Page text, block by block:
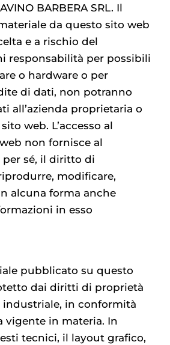
BARBERA SRL. Il
da questo sito web
e a rischio del
responsabilità per possibili
o hardware o per
di dati, non potranno
all’azienda proprietaria o
web. L’accesso al
non fornisce al
per sé, il diritto di
modificare,
alcuna forma anche
in esso
pubblicato su questo
dai diritti di proprietà
industriale, in conformità
vigente in materia. In
tecnici, il layout grafico,